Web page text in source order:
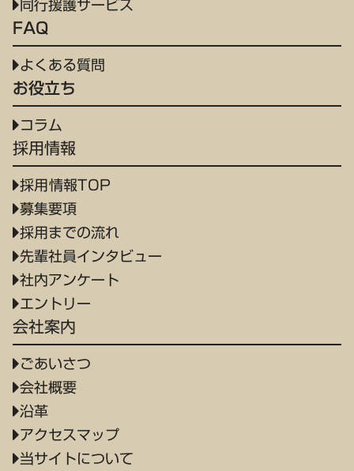
FAQ
よくある質問
お役立ち
コラム
採用情報
採用情報TOP
募集要項
採用までの流れ
先輩社員インタビュー
社内アンケート
エントリー
会社案内
ごあいさつ
会社概要
沿革
アクセスマップ
当サイトについて